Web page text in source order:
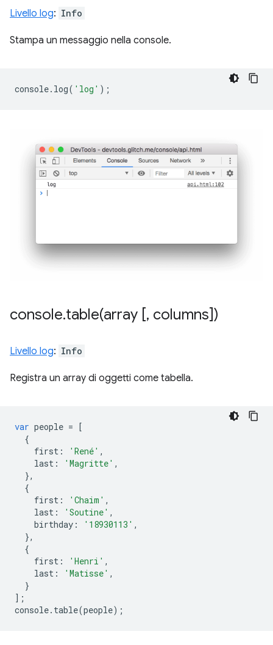
Livello log: Info
Stampa un messaggio nella console.
console. log( 'log' );
console.table(array [, columns])
Livello log: Info
Registra un array di oggetti come tabella.
var people =
[
{
first : 'René' ,
last : 'Magritte' ,
},
{
first : 'Chaim' ,
last : 'Soutine' ,
birthday : '18930113' ,
},
{
first : 'Henri' ,
last : 'Matisse' ,
}
];
console. table(people);